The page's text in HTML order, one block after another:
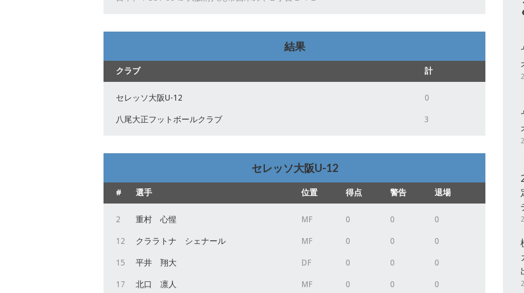
結果
クラブ 計
セレッソ大阪U-12 0
八尾大正フットボールクラブ 3
セレッソ大阪U-12
# 選手 位置 得点 警告 退場
2 重村 心惺 MF 0 0 0
12 クララトナ シェナール MF 0 0 0
15 平井 翔大 DF 0 0 0
17 北口 凛人 MF 0 0 0